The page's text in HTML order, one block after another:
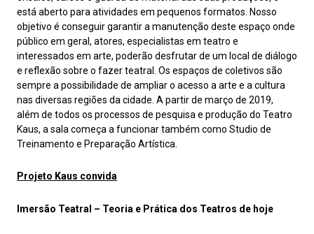
está aberto para atividades em pequenos formatos. Nosso
objetivo é conseguir garantir a manutenção deste espaço onde
público em geral, atores, especialistas em teatro e
interessados em arte, poderão desfrutar de um local de diálogo
e reflexão sobre o fazer teatral. Os espaços de coletivos são
sempre a possibilidade de ampliar o acesso a arte e a cultura
nas diversas regiões da cidade. A partir de março de 2019,
além de todos os processos de pesquisa e produção do Teatro
Kaus, a sala começa a funcionar também como Studio de
Treinamento e Preparação Artística.
Projeto Kaus convida
Imersão Teatral – Teoria e Prática dos Teatros de hoje